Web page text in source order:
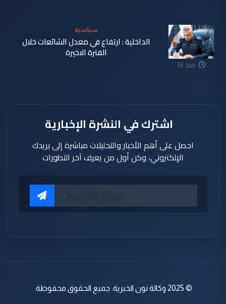
منذ 13
سياسية
الداخلية : ارتفاع في معدل الشائعات خلال
الفترة الاخيرة
اشترك في النشرة الإخبارية
احصل على أهم الأخبار والتحليلات مباشرة إلى بريدك
الإلكتروني، وكن أول من يعرف آخر التطورات
© 2025 وكالة نون الخبرية. جميع الحقوق محفوظة.